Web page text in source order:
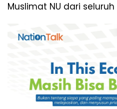
Muslimat NU dari